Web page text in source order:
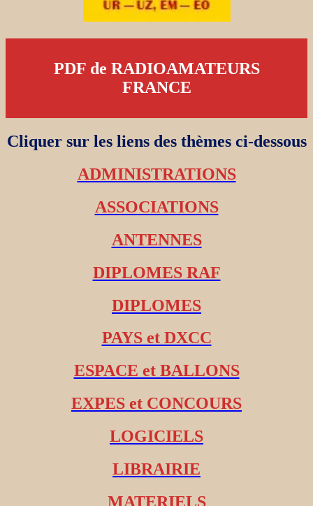
PDF de RADIOAMATEURS
FRANCE
Cliquer sur les liens des thèmes ci-dessous
ADMINISTRATIONS
ASSOCIATIONS
ANTENNES
DIPLOMES RAF
DIPLOMES
PAYS et DXCC
ESPACE et BALLONS
EXPES et CONCOURS
LOGICIELS
LIBRAIRIE
MATERIELS